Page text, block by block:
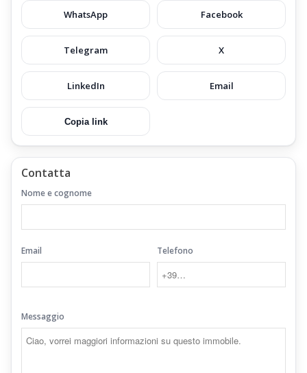
WhatsApp Facebook
Telegram X
LinkedIn Email
Copia link
Contatta
Nome e cognome
Email Telefono
Messaggio